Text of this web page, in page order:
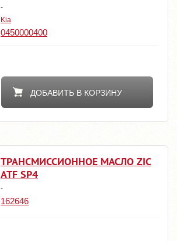
-
Kia
0450000400
ДОБАВИТЬ В КОРЗИНУ
ТРАНСМИССИОННОЕ МАСЛО ZIC
ATF SP4
-
162646